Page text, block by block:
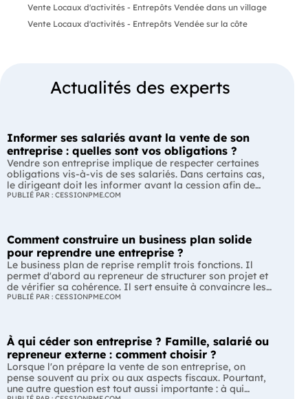
Vente Locaux d'activités - Entrepôts Vendée dans un village
Vente Locaux d'activités - Entrepôts Vendée sur la côte
Actualités des experts
Informer ses salariés avant la vente de son
entreprise : quelles sont vos obligations ?
Vendre son entreprise implique de respecter certaines
obligations vis-à-vis de ses salariés. Dans certains cas,
le dirigeant doit les informer avant la cession afin de
leur permettre, s'ils le souhaitent, de présenter une offre
L'essentiel Les entreprises de moins de 250 salariés sont
soumises, dans certains cas, à une obligation
d'information préalable des salariés. Cette obligation
concerne la vente d'un fonds de commerce ou la cession
de la majorité des titres d'une société. Le délai
d'information varie selon la taille de l'entreprise. Les
L'obligation d'information concerne uniquement
certaines entreprises et certaines opérations de cession.
Vous êtes concerné si : votre entreprise emploie moins
de 250 salariés ; vous vendez votre fonds de commerce
ou plus de 50 % des parts sociales ou des actions de
votre société. À l'inverse, cette obligation ne s'applique
PUBLIÉ PAR : CESSIONPME.COM
Comment construire un business plan solide
pour reprendre une entreprise ?
Le business plan de reprise remplit trois fonctions. Il
permet d'abord au repreneur de structurer son projet et
de vérifier sa cohérence. Il sert ensuite à convaincre les
banques et les partenaires financiers de l'accompagner.
consiste pas à reprendre les anciens comptes de
l'entreprise. Il explique comment l'entreprise évoluera
après le changement de dirigeant. C'est un document
indispensable pour structurer votre projet et convaincre
vos partenaires. À quoi sert vraiment un business plan
PUBLIÉ PAR : CESSIONPME.COM
À qui céder son entreprise ? Famille, salarié ou
repreneur externe : comment choisir ?
Lorsque l'on prépare la vente de son entreprise, on
pense souvent au prix ou aux aspects fiscaux. Pourtant,
une autre question est tout aussi importante : à qui